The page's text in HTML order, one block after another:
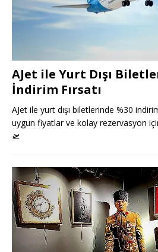
AJet ile Yurt Dışı
İndirim Fırsatı
AJet ile yurt dışı biletlerinde %30
uygun fiyatlar ve kolay rezervasyon
🛫